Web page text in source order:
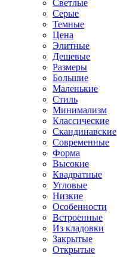
Светлые
Серые
Темные
Цена
Элитные
Дешевые
Размеры
Большие
Маленькие
Стиль
Минимализм
Классические
Скандинавские
Современные
Форма
Высокие
Квадратные
Угловые
Низкие
Особенности
Встроенные
Из кладовки
Закрытые
Открытые